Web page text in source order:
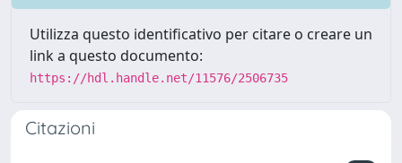
Utilizza questo identificativo per citare o creare un
link a questo documento:
https://hdl.handle.net/11576/2506735
Citazioni